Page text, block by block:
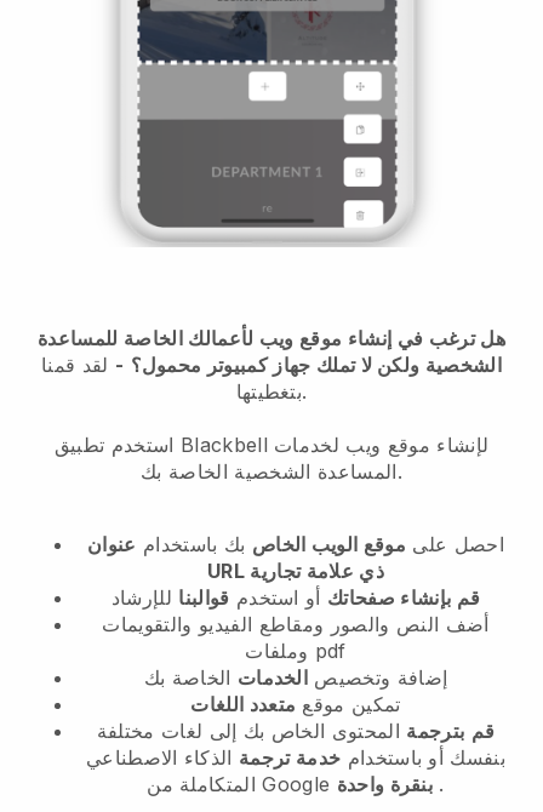
هل ترغب في إنشاء موقع ويب لأعمالك الخاصة للمساعدة
الشخصية ولكن لا تملك جهاز كمبيوتر محمول؟ - لقد قمنا
بتغطيتها.
استخدم تطبيق Blackbell لإنشاء موقع ويب لخدمات
المساعدة الشخصية الخاصة بك.
احصل على موقع الويب الخاص بك باستخدام عنوان
URL ذي علامة تجارية
قم بإنشاء صفحاتك أو استخدم قوالبنا للإرشاد
أضف النص والصور ومقاطع الفيديو والتقويمات
وملفات pdf
إضافة وتخصيص الخدمات الخاصة بك
تمكين موقع متعدد اللغات
قم بترجمة المحتوى الخاص بك إلى لغات مختلفة
بنفسك أو باستخدام خدمة ترجمة الذكاء الاصطناعي
المتكاملة من Google بنقرة واحدة .